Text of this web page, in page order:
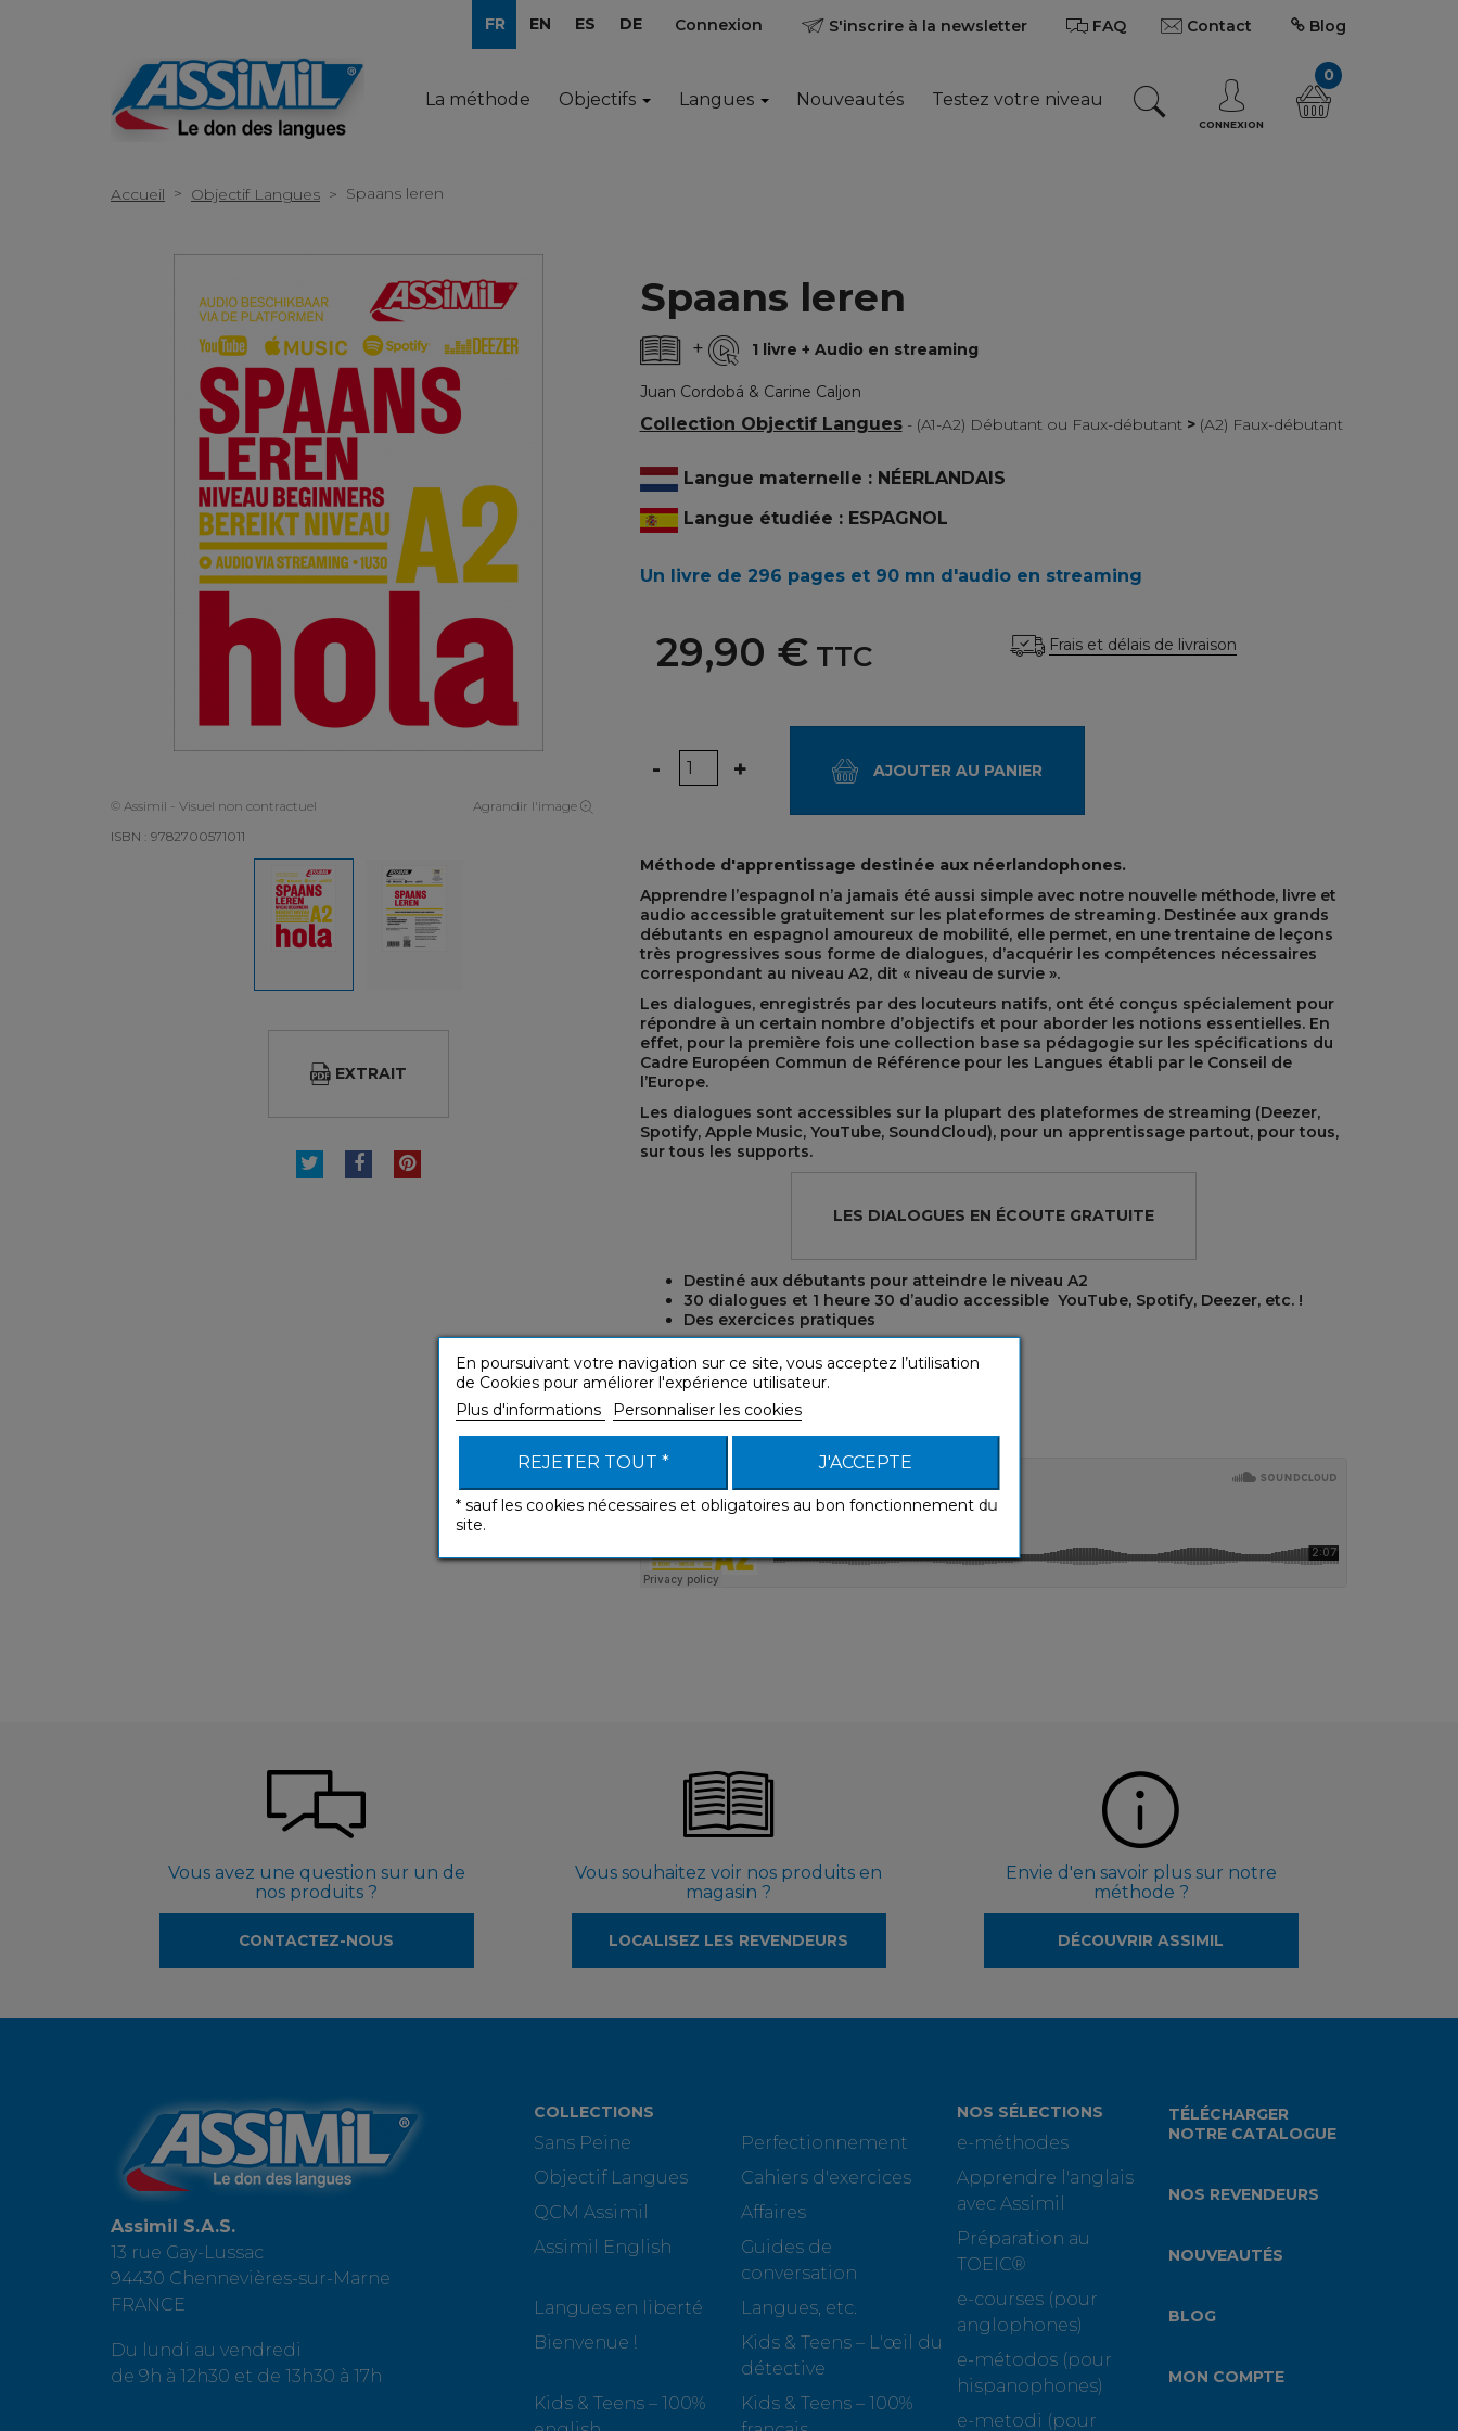
FR EN ES DE Connexion S'inscrire à la newsletter FAQ Contact Blog
La méthode Objectifs Langues Nouveautés Testez votre niveau
CONNEXION
0
Accueil > Objectif Langues > Spaans leren
© Assimil - Visuel non contractuel
Agrandir l'image
ISBN : 9782700571011
EXTRAIT
TWEETPARTAGERPINTEREST
Spaans leren
+ 1 livre + Audio en streaming
Juan Cordobá & Carine Caljon
Collection Objectif Langues - (A1-A2) Débutant ou Faux-débutant >(A2) Faux-débutant
Langue maternelle : NÉERLANDAIS
Langue étudiée : ESPAGNOL
Un livre de 296 pages et 90 mn d'audio en streaming
29,90 €TTC Frais et délais de livraison
Quantité
- + AJOUTER AU PANIER
Méthode d'apprentissage destinée aux néerlandophones.
Apprendre l’espagnol n’a jamais été aussi simple avec notre nouvelle méthode, livre et
audio accessible gratuitement sur les plateformes de streaming. Destinée aux grands
débutants en espagnol amoureux de mobilité, elle permet, en une trentaine de leçons
très progressives sous forme de dialogues, d’acquérir les compétences nécessaires
correspondant au niveau A2, dit « niveau de survie ».
Les dialogues, enregistrés par des locuteurs natifs, ont été conçus spécialement pour
répondre à un certain nombre d’objectifs et pour aborder les notions essentielles. En
effet, pour la première fois une collection base sa pédagogie sur les spécifications du
Cadre Européen Commun de Référence pour les Langues établi par le Conseil de
l’Europe.
Les dialogues sont accessibles sur la plupart des plateformes de streaming (Deezer,
Spotify, Apple Music, YouTube, SoundCloud), pour un apprentissage partout, pour tous,
sur tous les supports.
LES DIALOGUES EN ÉCOUTE GRATUITE
Destiné aux débutants pour atteindre le niveau A2
30 dialogues et 1 heure 30 d’audio accessible YouTube, Spotify, Deezer, etc. !
Des exercices pratiques
ÉCOUTEZ UN EXTRAIT AUDIO
Vous avez une question sur un de
nos produits ?
CONTACTEZ-NOUS
Vous souhaitez voir nos produits en
magasin ?
LOCALISEZ LES REVENDEURS
Envie d'en savoir plus sur notre
méthode ?
DÉCOUVRIR ASSIMIL
Assimil S.A.S.
13 rue Gay-Lussac
94430 Chennevières-sur-Marne
FRANCE
Du lundi au vendredi
de 9h à 12h30 et de 13h30 à 17h
COLLECTIONS
Sans Peine
Perfectionnement
Objectif Langues
Cahiers d'exercices
QCM Assimil
Affaires
Assimil English
Guides de
conversation
Langues en liberté
Langues, etc.
Bienvenue !
Kids & Teens – L'œil du
détective
Kids & Teens – 100%
Kids & Teens – 100%
NOS SÉLECTIONS
e-méthodes
Apprendre l'anglais
avec Assimil
Préparation au
TOEIC®
e-courses (pour
anglophones)
e-métodos (pour
hispanophones)
e-metodi (pour
TÉLÉCHARGER
NOTRE CATALOGUE
NOS REVENDEURS
NOUVEAUTÉS
BLOG
MON COMPTE
En poursuivant votre navigation sur ce site, vous acceptez l’utilisation
de Cookies pour améliorer l'expérience utilisateur.
Plus d'informations
Personnaliser les cookies
REJETER TOUT * J'ACCEPTE
* sauf les cookies nécessaires et obligatoires au bon fonctionnement du
site.